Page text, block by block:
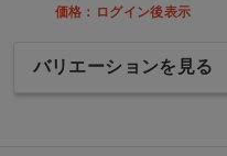
価格：ログイン後表示
バリエーションを見る